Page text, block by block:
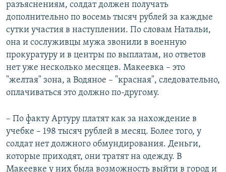
разъяснениям, солдат должен получать
дополнительно по восемь тысяч рублей за каждые
сутки участия в наступлении. По словам Натальи,
она и сослуживцы мужа звонили в военную
прокуратуру и в центры по выплатам, но ответов
нет уже несколько месяцев. Макеевка – это
"желтая" зона, а Водяное – "красная", следовательно,
оплачиваться это должно по-другому.
– По факту Артуру платят как за нахождение в
учебке – 198 тысяч рублей в месяц. Более того, у
солдат нет должного обмундирования. Деньги,
которые приходят, они тратят на одежду. В
Макеевке у них была возможность выйти в город и